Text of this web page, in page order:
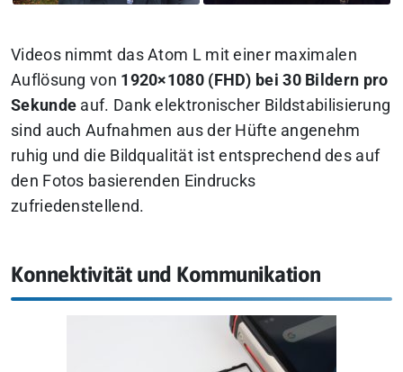
Videos nimmt das Atom L mit einer maximalen
Auflösung von 1920×1080 (FHD) bei 30 Bildern pro
Sekunde auf. Dank elektronischer Bildstabilisierung
sind auch Aufnahmen aus der Hüfte angenehm
ruhig und die Bildqualität ist entsprechend des auf
den Fotos basierenden Eindrucks
zufriedenstellend.
Konnektivität und Kommunikation